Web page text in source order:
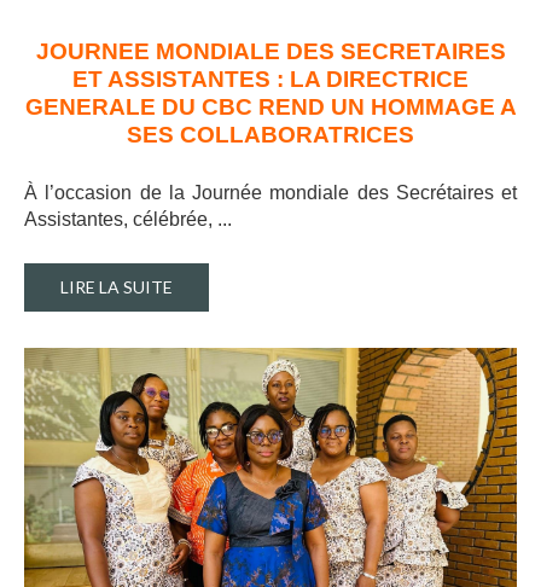
JOURNEE MONDIALE DES SECRETAIRES
ET ASSISTANTES : LA DIRECTRICE
GENERALE DU CBC REND UN HOMMAGE A
SES COLLABORATRICES
À l’occasion de la Journée mondiale des Secrétaires et
Assistantes, célébrée, ...
LIRE LA SUITE